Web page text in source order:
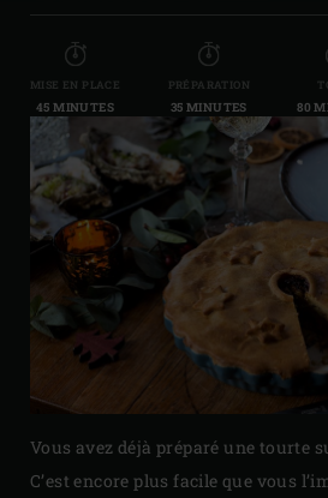
MISE EN PLACE
45 MINUTES
PRÉPARATION
35 MINUTES 80
Vous avez déjà préparé une tourte
C’est encore plus facile que vous